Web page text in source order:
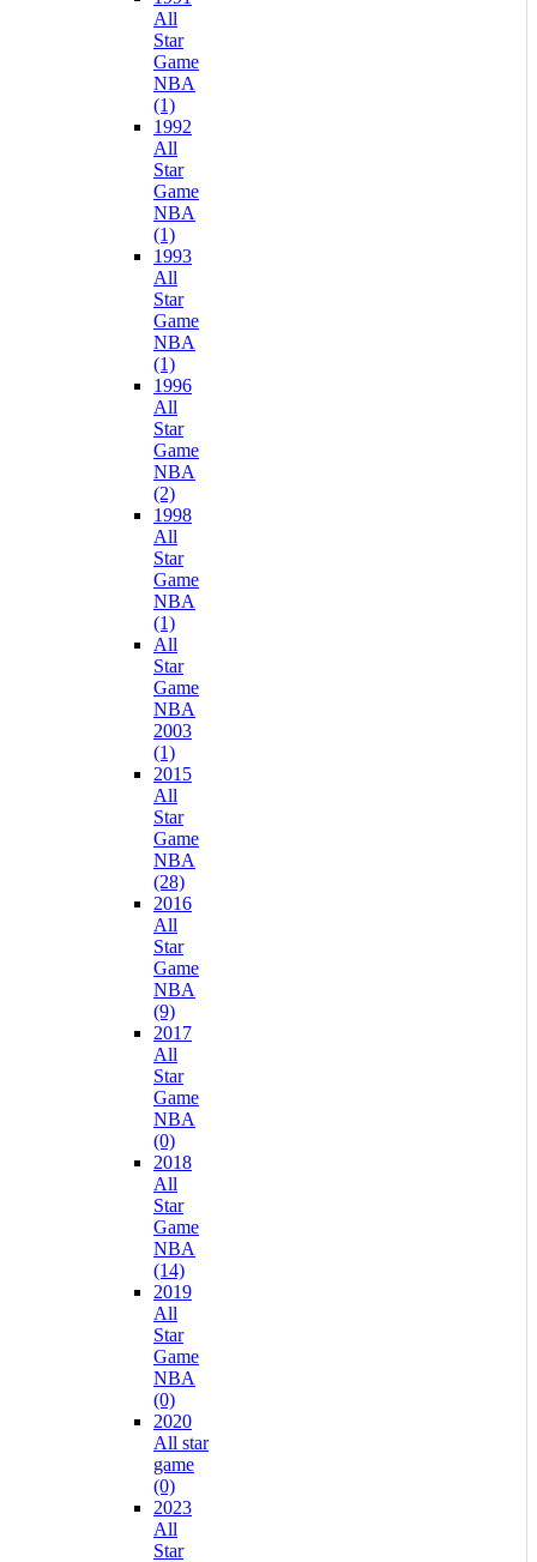
All
Star
Game
NBA
(1)
1992
All
Star
Game
NBA
(1)
1993
All
Star
Game
NBA
(1)
1996
All
Star
Game
NBA
(2)
1998
All
Star
Game
NBA
(1)
All
Star
Game
NBA
2003
(1)
2015
All
Star
Game
NBA
(28)
2016
All
Star
Game
NBA
(9)
2017
All
Star
Game
NBA
(0)
2018
All
Star
Game
NBA
(14)
2019
All
Star
Game
NBA
(0)
2020
All star
game
(0)
2023
All
Star